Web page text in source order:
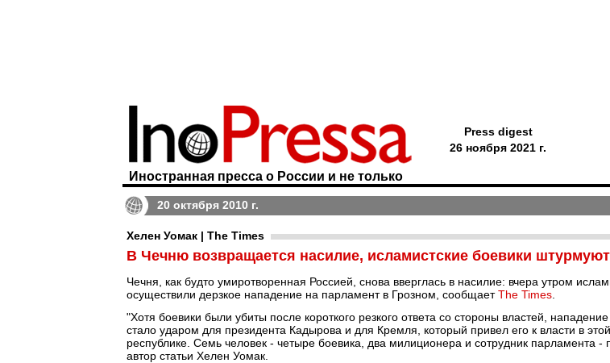
Иностранная пресса о России и не только
Press digest
26 ноября 2021 г.
20 октября 2010 г.
Хелен Уомак | The Times
В Чечню возвращается насилие, исламистские боевики
Чечня, как будто умиротворенная Россией, снова вверглась в насилие: вчера утром
осуществили дерзкое нападение на парламент в Грозном, сообщаетThe Times
"Хотя боевики были убиты после короткого резкого ответа со стороны властей,
стало ударом для президента Кадырова и для Кремля, который привел его к власти в
республике. Семь человек - четыре боевика, два милиционера и сотрудник парламента -
автор статьи Хелен Уомак.